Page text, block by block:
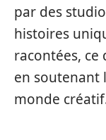
par des
histoires
racontées,
en soutenant
monde